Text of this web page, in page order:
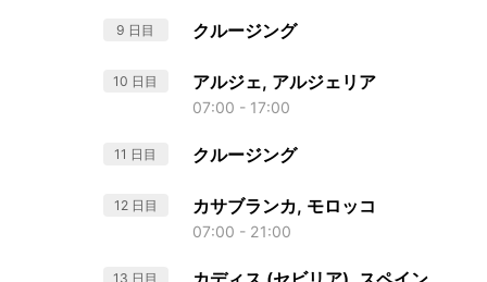
9 日目 クルージング
10 日目 アルジェ, アルジェリア
07:00 - 17:00
11 日目 クルージング
12 日目 カサブランカ, モロッコ
07:00 - 21:00
13 日目